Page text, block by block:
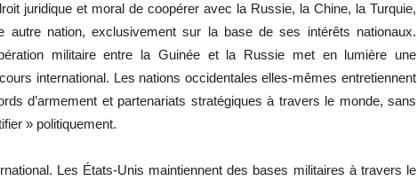
juridique et moral de coopérer avec la Russie, la Chine, la Turquie,
autre nation, exclusivement sur la base de ses intérêts nationaux.
militaire entre la Guinée et la Russie met en lumière une
international. Les nations occidentales elles-mêmes entretiennent
d’armement et partenariats stratégiques à travers le monde, sans
» politiquement.
Les États-Unis maintiennent des bases militaires à travers le